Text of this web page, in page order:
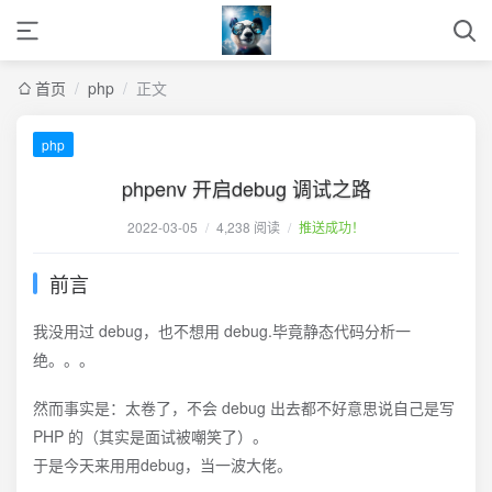
首页 / php / 正文
php
phpenv 开启debug 调试之路
2022-03-05 / 4,238 阅读 / 推送成功！
前言
我没用过 debug，也不想用 debug.毕竟静态代码分析一
绝。。。
然而事实是：太卷了，不会 debug 出去都不好意思说自己是写
PHP 的（其实是面试被嘲笑了）。
于是今天来用用debug，当一波大佬。